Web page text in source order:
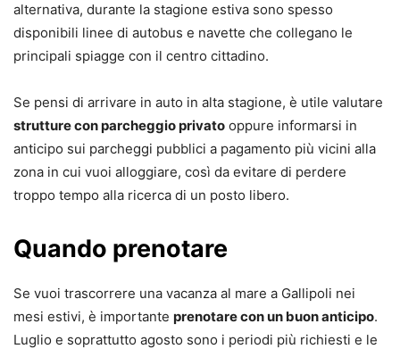
alternativa, durante la stagione estiva sono spesso
disponibili linee di autobus e navette che collegano le
principali spiagge con il centro cittadino.
Se pensi di arrivare in auto in alta stagione, è utile valutare
strutture con parcheggio privato oppure informarsi in
anticipo sui parcheggi pubblici a pagamento più vicini alla
zona in cui vuoi alloggiare, così da evitare di perdere
troppo tempo alla ricerca di un posto libero.
Quando prenotare
Se vuoi trascorrere una vacanza al mare a Gallipoli nei
mesi estivi, è importante prenotare con un buon anticipo.
Luglio e soprattutto agosto sono i periodi più richiesti e le